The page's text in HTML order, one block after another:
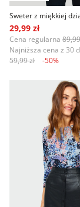
29,99 zł
Cena regularna
Najniższa cena z 30
59,99 zł
-50%